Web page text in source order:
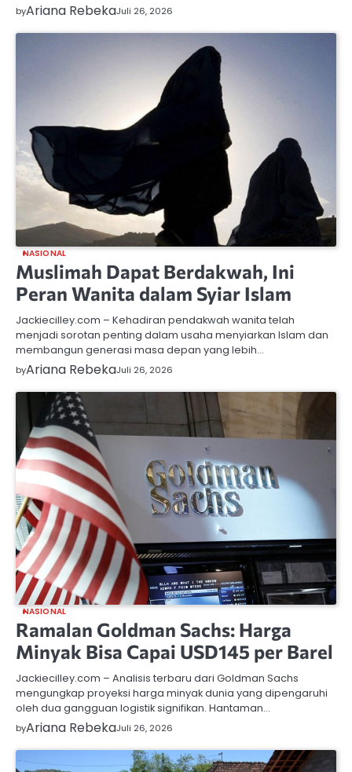
byAriana RebekaJuli 26, 2026
NASIONAL
Muslimah Dapat Berdakwah, Ini
Peran Wanita dalam Syiar Islam
Jackiecilley.com – Kehadiran pendakwah wanita telah
menjadi sorotan penting dalam usaha menyiarkan Islam dan
membangun generasi masa depan yang lebih…
byAriana RebekaJuli 26, 2026
NASIONAL
Ramalan Goldman Sachs: Harga
Minyak Bisa Capai USD145 per Barel
Jackiecilley.com – Analisis terbaru dari Goldman Sachs
mengungkap proyeksi harga minyak dunia yang dipengaruhi
oleh dua gangguan logistik signifikan. Hantaman…
byAriana RebekaJuli 26, 2026